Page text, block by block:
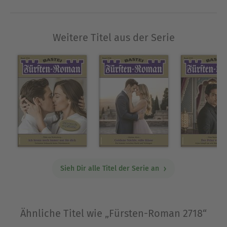
Weitere Titel aus der Serie
Sieh Dir alle Titel der Serie an
Ähnliche Titel wie „Fürsten-Roman 2718“